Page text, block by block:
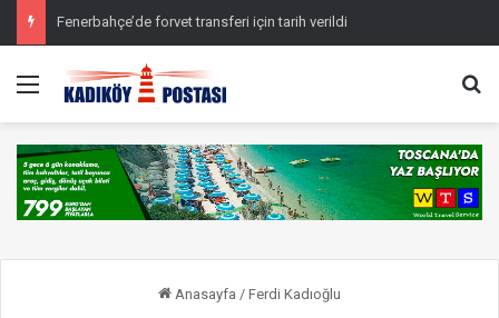
Fenerbahçe’de forvet transferi için tarih verildi
Menü
Anasayfa / Ferdi Kadıoğlu